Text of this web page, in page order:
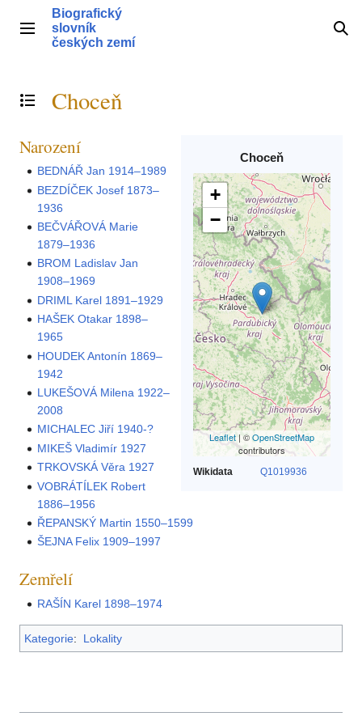
obsahHlavní menu
Biografický
slovník
českých zemí
Přepnout obsah
Choceň
Choceň
+
−
Leaflet | ©OpenStreetMap
contributors
Wikidata Q1019936
Narození
BEDNÁŘ Jan 1914–1989
BEZDÍČEK Josef 1873–
1936
BEČVÁŘOVÁ Marie
1879–1936
BROM Ladislav Jan
1908–1969
DRIML Karel 1891–1929
HAŠEK Otakar 1898–
1965
HOUDEK Antonín 1869–
1942
LUKEŠOVÁ Milena 1922–
2008
MICHALEC Jiří 1940-?
MIKEŠ Vladimír 1927
TRKOVSKÁ Věra 1927
VOBRÁTÍLEK Robert
1886–1956
ŘEPANSKÝ Martin 1550–1599
ŠEJNA Felix 1909–1997
Zemřelí
RAŠÍN Karel 1898–1974
Kategorie: Lokality